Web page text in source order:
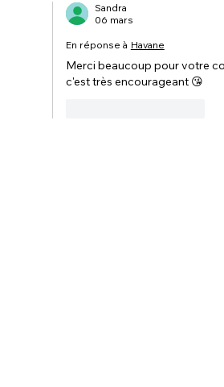
Sandra
06 mars
En réponse à Havane
Merci beaucoup pour votre
c'est très encourageant 😘